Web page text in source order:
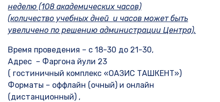
неделю (108 академических часов)
(количество учебных дней и часов может быть
увеличено по решению администрации Центра).
Время проведения – с 18-30 до 21-30,
Адрес – Фаргона йули 23
( гостиничный комплекс «ОАЗИС ТАШКЕНТ»)
Форматы – оффлайн (очный) и онлайн
(дистанционный) ,